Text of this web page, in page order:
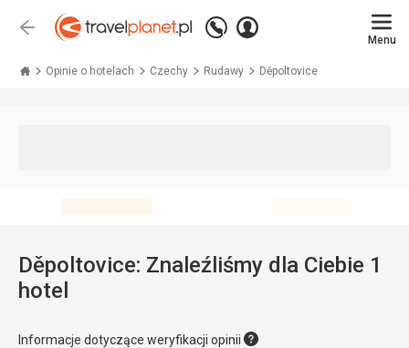
Wstecz
Zadzwoń
+48 71 771 76 55
Zaloguj
Menu
Opinie o hotelach Czechy Rudawy Děpoltovice
Děpoltovice: Znaleźliśmy dla Ciebie 1
hotel
Informacje dotyczące weryfikacji opinii